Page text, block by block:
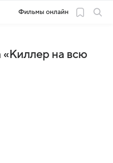
Фильмы онлайн
на всю